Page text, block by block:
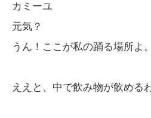
カミーユ
元気？
うん！ここが私の踊る場所よ。
ええと、中で飲み物が飲める